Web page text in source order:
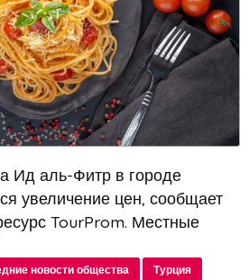
Ид аль-Фитр в городе
увеличение цен, сообщает
TourProm. Местные
ситуации с ценами на
новости общества Турция